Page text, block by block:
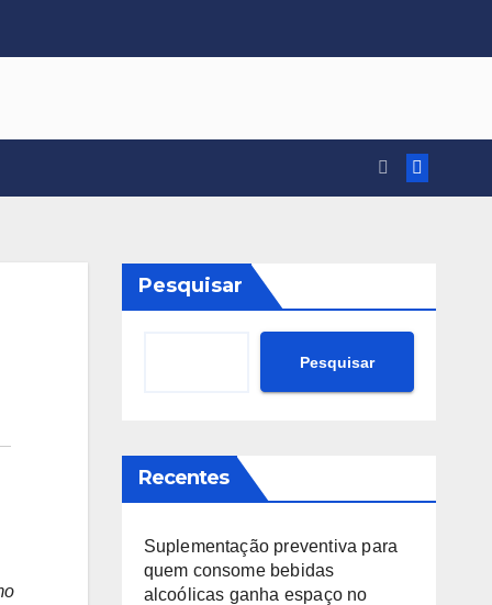
Pesquisar
Pesquisar
Recentes
Suplementação preventiva para
quem consome bebidas
alcoólicas ganha espaço no